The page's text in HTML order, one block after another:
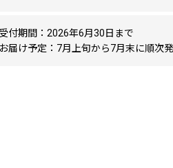
受付期間：2026年6月30日まで
お届け予定：7月上旬から7月末に順次